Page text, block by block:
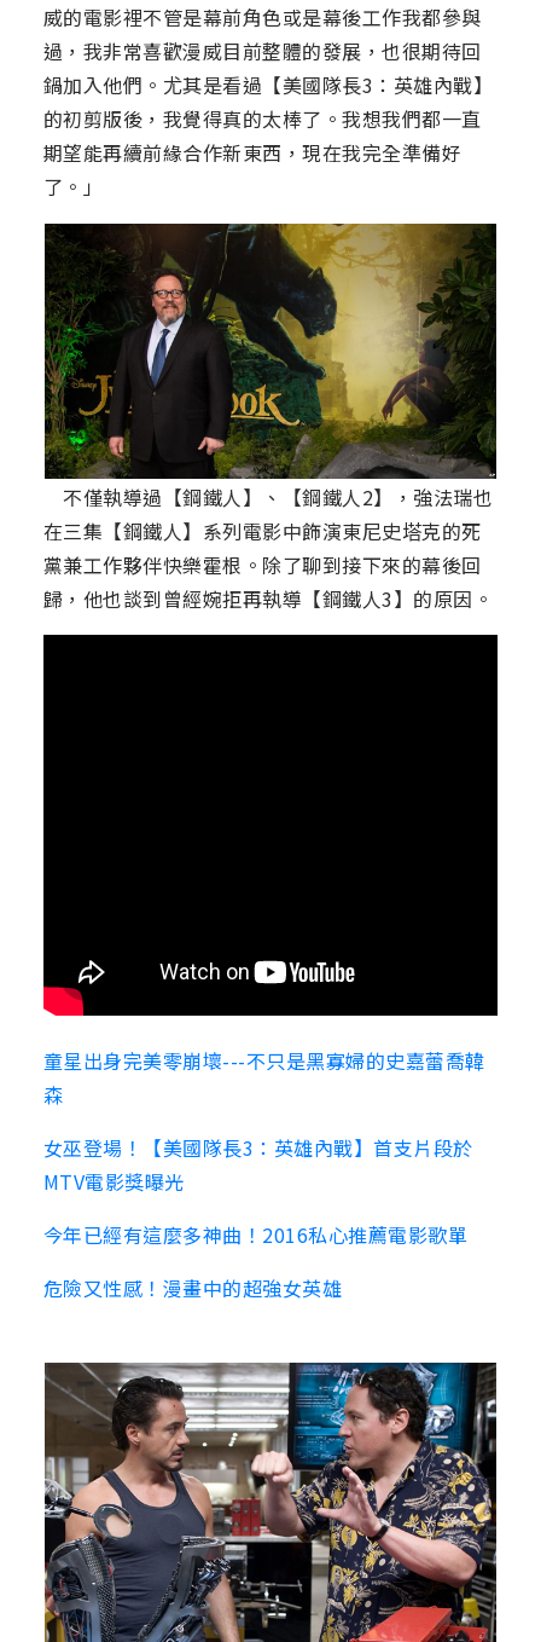
威的電影裡不管是幕前角色或是幕後工作我都參與
過，我非常喜歡漫威目前整體的發展，也很期待回
鍋加入他們。尤其是看過【美國隊長3：英雄內戰】
的初剪版後，我覺得真的太棒了。我想我們都一直
期望能再續前緣合作新東西，現在我完全準備好
了。」
不僅執導過【鋼鐵人】、【鋼鐵人2】，強法瑞也
在三集【鋼鐵人】系列電影中飾演東尼史塔克的死
黨兼工作夥伴快樂霍根。除了聊到接下來的幕後回
歸，他也談到曾經婉拒再執導【鋼鐵人3】的原因。
童星出身完美零崩壞---不只是黑寡婦的史嘉蕾喬韓
森
女巫登場！【美國隊長3：英雄內戰】首支片段於
MTV電影獎曝光
今年已經有這麼多神曲！2016私心推薦電影歌單
危險又性感！漫畫中的超強女英雄